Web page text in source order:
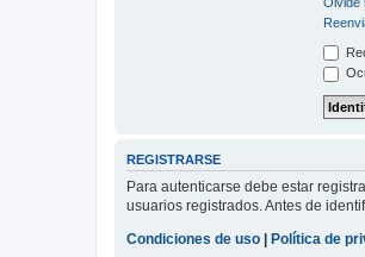
REGISTRARSE
Para autenticarse debe estar
usuarios registrados. Antes de
Condiciones de uso
Política de